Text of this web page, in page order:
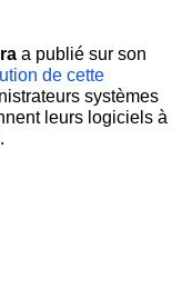
a publié sur son
de cette
systèmes
leurs logiciels à